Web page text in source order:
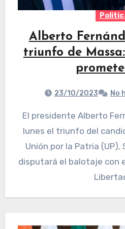
Alberto
triunfo de
23/10/2023 No
El presidente Alberto Fernández celebró este
lunes el triunfo del
Unión por la Patria (UP),
disputará el balotaje con